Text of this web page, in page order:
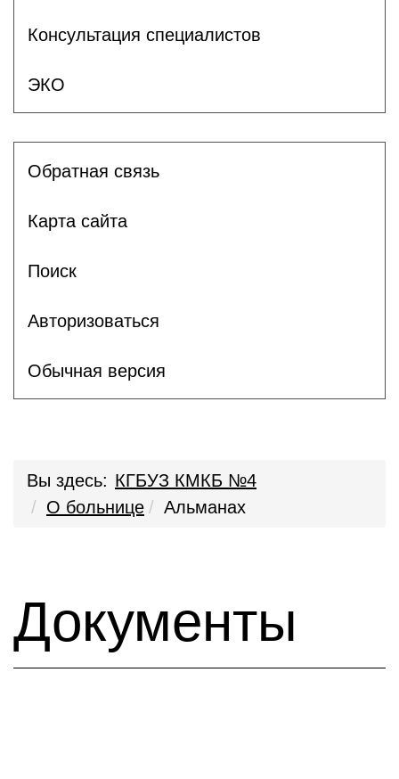
Консультация специалистов
ЭКО
Обратная связь
Карта сайта
Поиск
Авторизоваться
Обычная версия
Вы здесь: КГБУЗ КМКБ №4
О больнице
Альманах
Документы